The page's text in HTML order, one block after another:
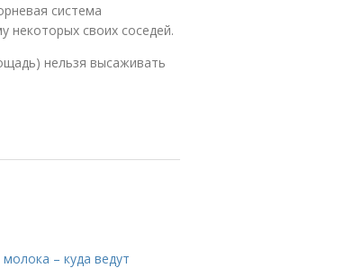
система
некоторых своих соседей.
нельзя высаживать
– куда ведут